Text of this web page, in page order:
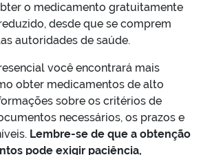
o medicamento gratuitamente
desde que se comprem
autoridades de saúde.
você encontrará mais
obter medicamentos de alto
sobre os critérios de
necessários, os prazos e
Lembre-se de que a obtenção
pode exigir paciência,